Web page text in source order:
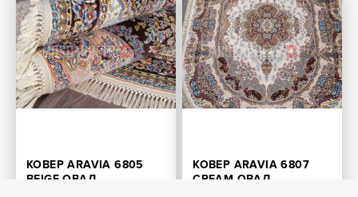
КОВЕР ARAVIA 6805
BEIGE ОВАЛ
КОВЕР ARAVIA 6807
CREAM ОВАЛ